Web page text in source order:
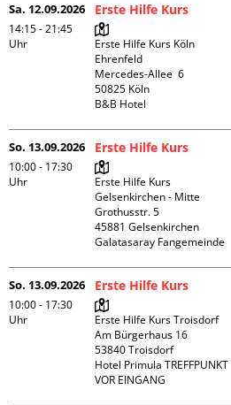
Sa. 12.09.2026
14:15 - 21:45
Uhr
Erste Hilfe Kurs
Erste Hilfe Kurs Köln
Ehrenfeld
Mercedes-Allee  6
50825 Köln
B&B Hotel
So. 13.09.2026
10:00 - 17:30
Uhr
Erste Hilfe Kurs
Erste Hilfe Kurs
Gelsenkirchen - Mitte
Grothusstr. 5
45881 Gelsenkirchen
Galatasaray Fangemeinde
So. 13.09.2026
10:00 - 17:30
Uhr
Erste Hilfe Kurs
Erste Hilfe Kurs Troisdorf
Am Bürgerhaus 16
53840 Troisdorf
Hotel Primula TREFFPUNKT
VOR EINGANG